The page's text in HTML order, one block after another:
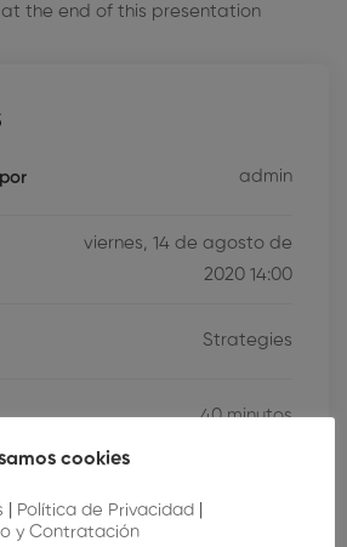
the end of this presentation
admin
viernes, 14 de agosto de
2020 14:00
Strategies
40 minutos
cookies
Política de Privacidad
y Contratación